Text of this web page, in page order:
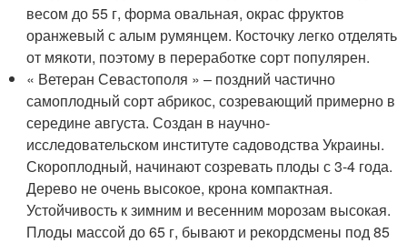
весом до 55 г, форма овальная, окрас фруктов
оранжевый с алым румянцем. Косточку легко отделять
от мякоти, поэтому в переработке сорт популярен.
« Ветеран Севастополя » – поздний частично
самоплодный сорт абрикос, созревающий примерно в
середине августа. Создан в научно-
исследовательском институте садоводства Украины.
Скороплодный, начинают созревать плоды с 3-4 года.
Дерево не очень высокое, крона компактная.
Устойчивость к зимним и весенним морозам высокая.
Плоды массой до 65 г, бывают и рекордсмены под 85